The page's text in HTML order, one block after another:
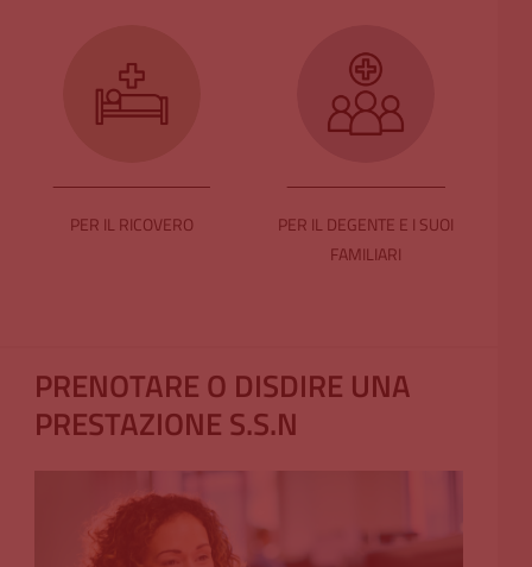
PER IL RICOVERO
PER IL DEGENTE E I SUOI
FAMILIARI
PRENOTARE O DISDIRE UNA
PRESTAZIONE S.S.N